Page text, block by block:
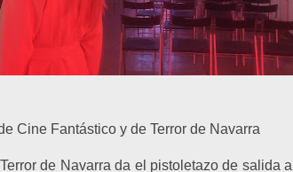
Cine Fantástico y de Terror de Navarra
de Navarra da el pistoletazo de salida